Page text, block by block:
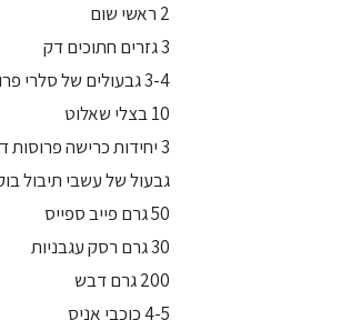
2 ראשי שום
3 גזרים חתוכים דק
3-4 גבעולים של סלרי פרוס דק
10 בצלי שאלוט
3 יחידות כרישה פרוסות דק דק
גבעול של עשבי תיבול
50 גרם פייב ספייס
30 גרם רסק עגבניות
200 גרם דבש
4-5 כוכבי אניס